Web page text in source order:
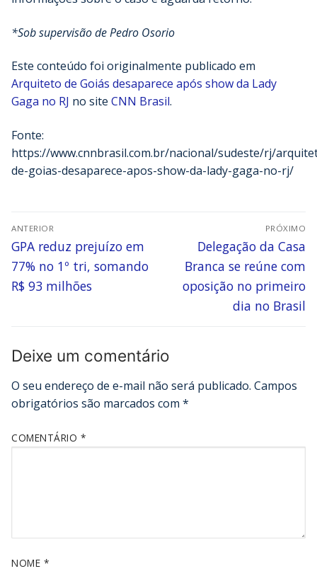
*Sob supervisão de Pedro Osorio
Este conteúdo foi originalmente publicado em
Arquiteto de Goiás desaparece após show da Lady
Gaga no RJ no site CNN Brasil.
Fonte:
https://www.cnnbrasil.com.br/nacional/sudeste/rj/
de-goias-desaparece-apos-show-da-lady-gaga-no-rj/
ANTERIOR
GPA reduz prejuízo em
77% no 1º tri, somando
R$ 93 milhões
PRÓXIMO
Delegação da Casa
Branca se reúne com
oposição no primeiro
dia no Brasil
Deixe um comentário
O seu endereço de e-mail não será publicado. Campos
obrigatórios são marcados com *
COMENTÁRIO *
NOME *